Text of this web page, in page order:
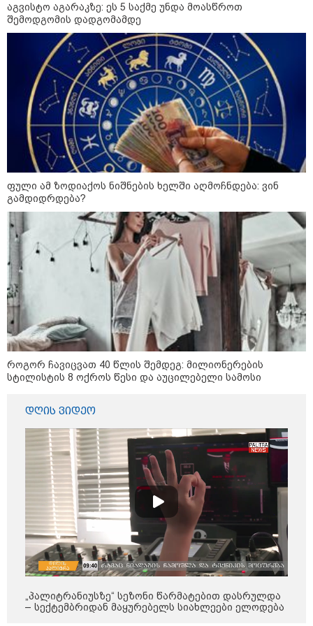
წალენჯიხაში, მდინარეში
ახალგაზრდა კაცს ეძებენ -
მანამდე მაშველებმა 2 ბავშვისა
და 1 ქალის გადარჩენა მოახერხეს
კიდევ ერთ დაკარგული
ახალგაზრდა - ოჯახი 26 წლის
ბიჭს 10 წელია ეძებს
24 წლის ფეხბურთელს თამაშის
დროს ელვამ დაარტყა -
ტრაგიკული მომენტის ამსახველი
კადრები ტაილანდიდან მედიაში
ვრცელდება
"ყოველთვის ჩემზე უკეთესს
მხდიდი - შენი ავადმყოფობითაც
კი აგრძელებ ამის გაკეთებას" -
თეონა კონტრიძე მეუღლეს
ემოციურ "პოსტს" უძღვნის
პოლიტიკა
აგვისტო აგარაკზე: ეს 5 საქმე უნდა მოასწროთ
შემოდგომის დადგომამდე
ფული ამ ზოდიაქოს ნიშნების ხელში აღმოჩნდება: ვინ
გამდიდრდება?
როგორ ჩავიცვათ 40 წლის შემდეგ: მილიონერების
სტილისტის 8 ოქროს წესი და აუცილებელი სამოსი
დღის ვიდეო
„პალიტრანიუსზე“ სეზონი წარმატებით დასრულდა
– სექტემბრიდან მაყურებელს სიახლეები ელოდება